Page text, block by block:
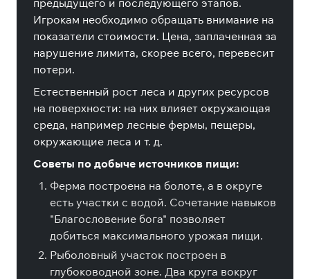
предыдущего и последующего этапов.
Игрокам необходимо обращать внимание на
показатели стоимости. Цена, заплаченная за
нарушение лимита, скорее всего, перевесит
потери.
Естественный рост леса и других ресурсов
на поверхности: на них влияет окружающая
среда, например лесные фермы, пещеры,
окружающие леса и т. д.
Советы по добыче источников пищи:
Ферма построена на болоте, а в округе
есть участки с водой. Сочетание навыков
"Благословение бога" позволяет
добиться максимального урожая пищи.
Рыболовный участок построен в
глубоководной зоне. Два круга вокруг